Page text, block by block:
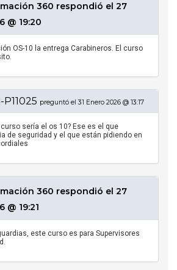
360 respondió el 27
@ 19:20
OS-10 la entrega Carabineros. El curso
preguntó el 31 Enero 2026 @ 13:17
sería el os 10? Ese es el que
de seguridad y el que están pidiendo en
360 respondió el 27
@ 19:21
este curso es para Supervisores